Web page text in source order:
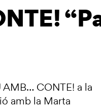
AMB… CONTE! a la
amb la Marta